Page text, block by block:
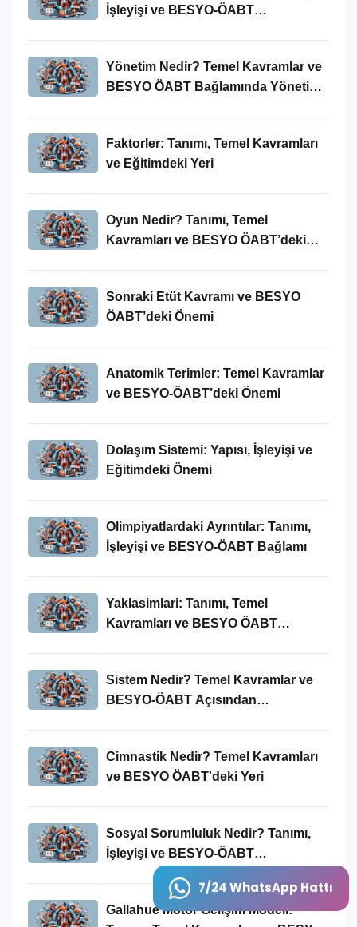
7/24 WhatsApp Hattı
İşleyişi ve BESYO-ÖABT
Yönetim Nedir? Temel Kavramlar ve
BESYO ÖABT Bağlamında Yönetim
Faktorler: Tanımı, Temel Kavramları
ve Eğitimdeki Yeri
Oyun Nedir? Tanımı, Temel
Kavramları ve BESYO ÖABT’deki
Sonraki Etüt Kavramı ve BESYO
ÖABT’deki Önemi
Anatomik Terimler: Temel Kavramlar
ve BESYO-ÖABT’deki Önemi
Dolaşım Sistemi: Yapısı, İşleyişi ve
Eğitimdeki Önemi
Olimpiyatlardaki Ayrıntılar: Tanımı,
İşleyişi ve BESYO-ÖABT Bağlamı
Yaklasimlari: Tanımı, Temel
Kavramları ve BESYO ÖABT
Sistem Nedir? Temel Kavramlar ve
BESYO-ÖABT Açısından
Cimnastik Nedir? Temel Kavramları
ve BESYO ÖABT'deki Yeri
Sosyal Sorumluluk Nedir? Tanımı,
İşleyişi ve BESYO-ÖABT
Bağlamında Önemi
Gallahue Motor Gelişim Modeli: